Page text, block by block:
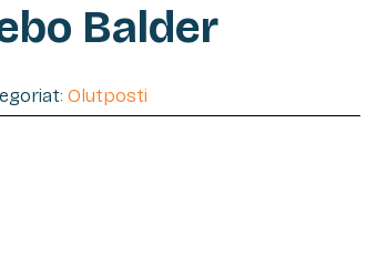
Balder
Olutposti